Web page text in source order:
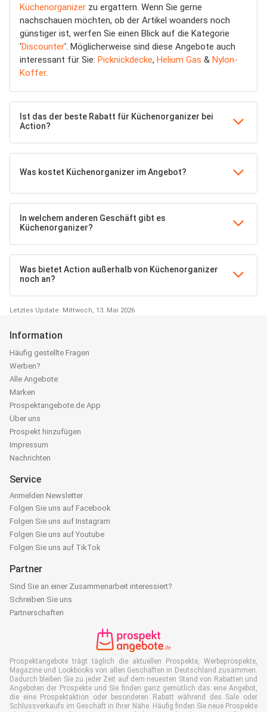
Küchenorganizer zu ergattern. Wenn Sie gerne
nachschauen möchten, ob der Artikel woanders noch
günstiger ist, werfen Sie einen Blick auf die Kategorie
'Discounter'. Möglicherweise sind diese Angebote auch
interessant für Sie: Picknickdecke, Helium Gas & Nylon-
Koffer.
Ist das der beste Rabatt für Küchenorganizer bei
Action?
Was kostet Küchenorganizer im Angebot?
In welchem anderen Geschäft gibt es
Küchenorganizer?
Was bietet Action außerhalb von Küchenorganizer
noch an?
Letztes Update: Mittwoch, 13. Mai 2026
Information
Häufig gestellte Fragen
Werben?
Alle Angebote
Marken
Prospektangebote.de App
Über uns
Prospekt hinzufügen
Impressum
Nachrichten
Service
Anmelden Newsletter
Folgen Sie uns auf Facebook
Folgen Sie uns auf Instagram
Folgen Sie uns auf Youtube
Folgen Sie uns auf TikTok
Partner
Sind Sie an einer Zusammenarbeit interessiert?
Schreiben Sie uns
Partnerschaften
Prospektangebote trägt täglich die aktuellen Prospekte, Werbeprospekte,
Magazine und Lookbooks von allen Geschäften in Deutschland zusammen.
Dadurch bleiben Sie zu jeder Zeit auf dem neuesten Stand von Rabatten und
Angeboten der Prospekte und Sie finden ganz gemütlich das eine Angebot,
die eine Prospektaktion oder besonderen Rabatt während des Sale oder
Schlussverkaufs im Geschäft in Ihrer Nähe. Häufig finden Sie neue Prospekte